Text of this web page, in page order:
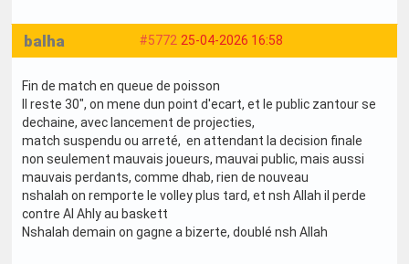
#5772 25-04-2026 16:58
balha
Fin de match en queue de poisson
Il reste 30", on mene dun point d'ecart, et le public zantour se
dechaine, avec lancement de projecties,
match suspendu ou arreté, en attendant la decision finale
non seulement mauvais joueurs, mauvai public, mais aussi
mauvais perdants, comme dhab, rien de nouveau
nshalah on remporte le volley plus tard, et nsh Allah il perde
contre Al Ahly au baskett
Nshalah demain on gagne a bizerte, doublé nsh Allah